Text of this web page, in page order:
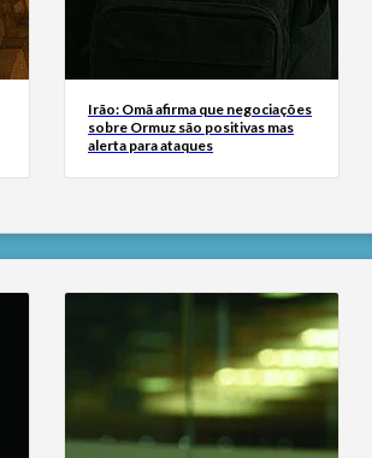
Irão: Omã afirma que negociações
sobre Ormuz são positivas mas
alerta para ataques